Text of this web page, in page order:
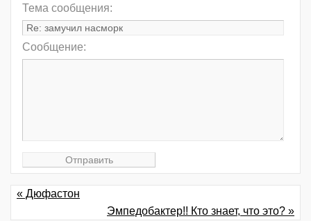
Тема сообщения:
Сообщение:
« Дюфастон
Эмпедобактер!! Кто знает, что это? »